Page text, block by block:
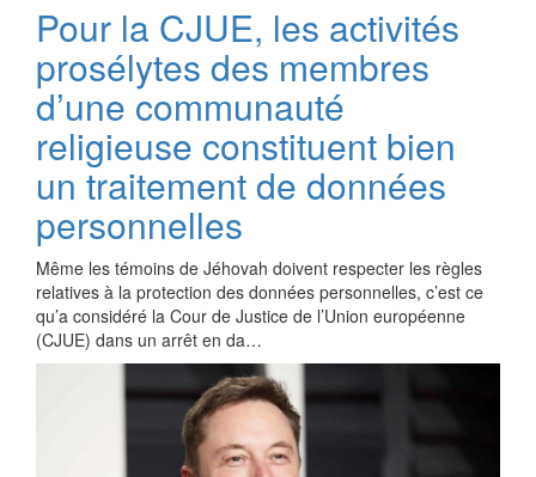
Pour la CJUE, les activités
prosélytes des membres
d’une communauté
religieuse constituent bien
un traitement de données
personnelles
Même les témoins de Jéhovah doivent respecter les règles
relatives à la protection des données personnelles, c’est ce
qu’a considéré la Cour de Justice de l’Union européenne
(CJUE) dans un arrêt en da…